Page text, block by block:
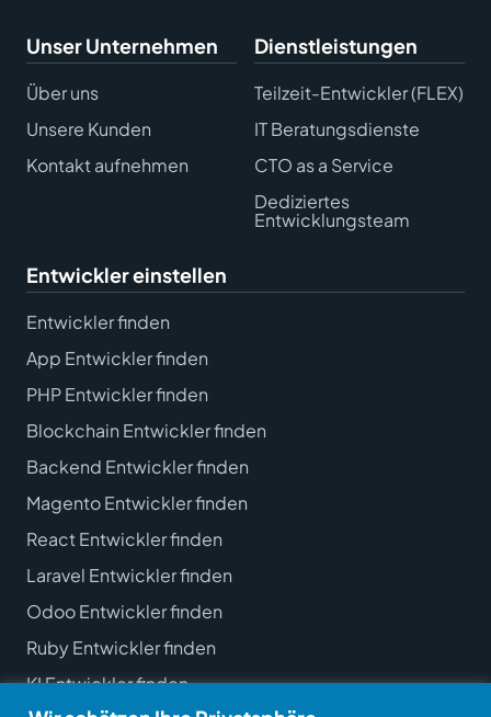
Unser Unternehmen
Über uns
Unsere Kunden
Kontakt aufnehmen
Dienstleistungen
Teilzeit-Entwickler (FLEX)
IT Beratungsdienste
CTO as a Service
Dediziertes
Entwicklungsteam
Entwickler einstellen
Entwickler finden
App Entwickler finden
PHP Entwickler finden
Blockchain Entwickler finden
Backend Entwickler finden
Magento Entwickler finden
React Entwickler finden
Laravel Entwickler finden
Odoo Entwickler finden
Ruby Entwickler finden
KI Entwickler finden